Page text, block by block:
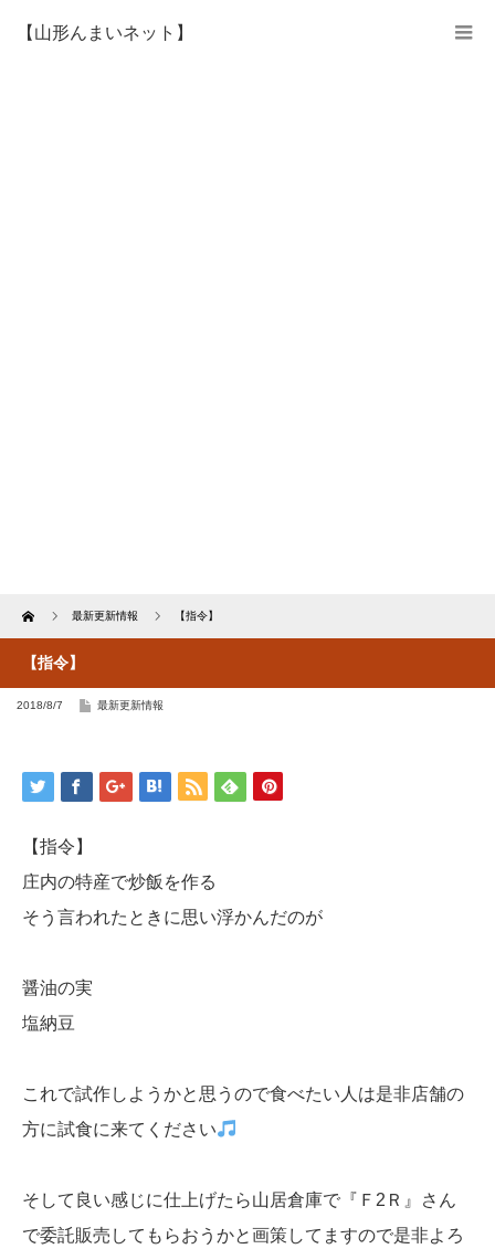
【山形んまいネット】
Home 最新更新情報 【指令】
【指令】
2018/8/7 最新更新情報
【指令】
庄内の特産で炒飯を作る
そう言われたときに思い浮かんだのが
醤油の実
塩納豆
これで試作しようかと思うので食べたい人は是非店舗の
方に試食に来てください
そして良い感じに仕上げたら山居倉庫で『Ｆ2Ｒ』さん
で委託販売してもらおうかと画策してますので是非よろ